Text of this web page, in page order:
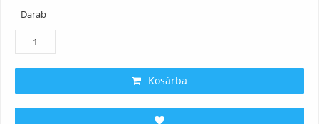
Darab
Kosárba